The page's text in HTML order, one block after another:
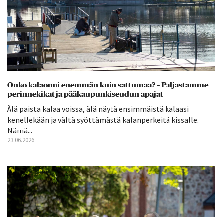
Onko kalaonni enemmän kuin sattumaa? – Paljastamme
perinnekikat ja pääkaupunkiseudun apajat
Älä paista kalaa voissa, älä näytä ensimmäistä kalaasi
kenellekään ja vältä syöttämästä kalanperkeitä kissalle.
Nämä...
23.06.2026